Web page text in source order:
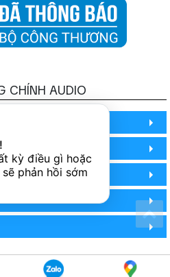
CHÍNH AUDIO
HÀNH)
kỳ điều gì hoặc
phản hồi sớm